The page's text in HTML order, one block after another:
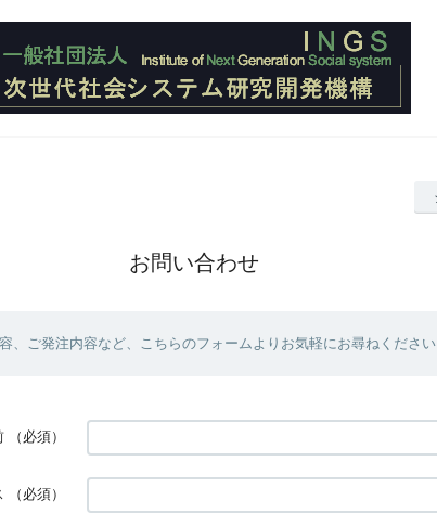
お問い合わせ
、ご発注内容など、こちらのフォームよりお気軽にお尋ねください
（必須）
（必須）